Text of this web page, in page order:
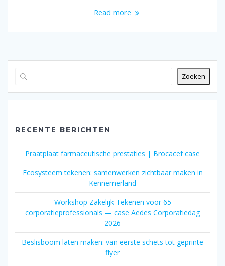
Read more
Zoeken
RECENTE BERICHTEN
Praatplaat farmaceutische prestaties | Brocacef case
Ecosysteem tekenen: samenwerken zichtbaar maken in
Kennemerland
Workshop Zakelijk Tekenen voor 65
corporatieprofessionals — case Aedes Corporatiedag
2026
Beslisboom laten maken: van eerste schets tot geprinte
flyer